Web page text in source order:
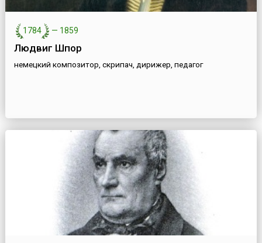
1784 — 1859
Людвиг Шпор
немецкий композитор, скрипач, дирижер, педагог